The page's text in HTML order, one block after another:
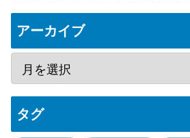
アーカイブ
タグ